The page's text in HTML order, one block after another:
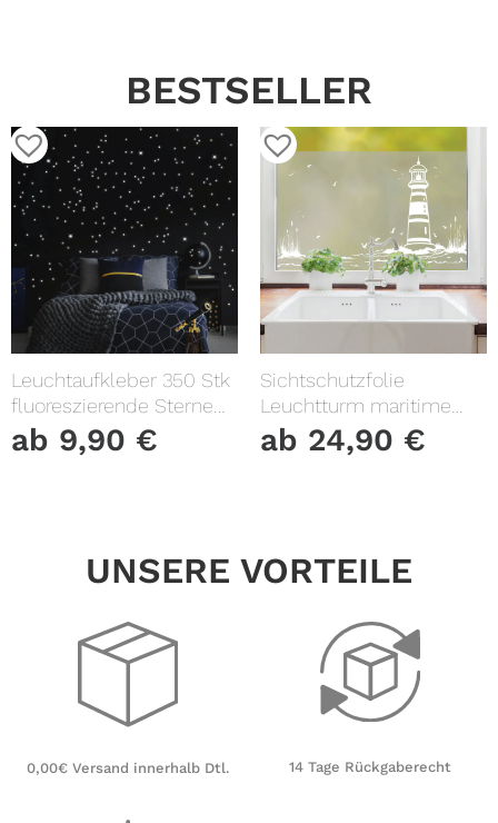
BESTSELLER
Leuchtaufkleber 350 Stk
fluoreszierende Sterne
und Punkte leuchten im
Dunklen Kinderzimmer
ab 9,90 €
Sichtschutzfolie
Leuchtturm maritime
Fensterfolie Fensterdeko
Milchglasfolie
ab 24,90 €
UNSERE VORTEILE
0,00€ Versand innerhalb Dtl. 14 Tage Rückgaberecht